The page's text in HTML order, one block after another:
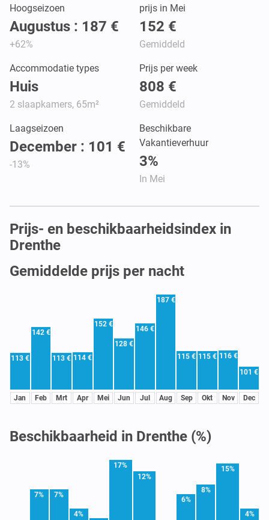
Hoogseizoen
Augustus : 187 €
+62%
prijs in Mei
152 €
Gemiddeld
Accommodatie types
Huis
2 slaapkamers, 65m²
Prijs per week
808 €
Gemiddeld
Laagseizoen
December : 101 €
-13%
Beschikbare
Vakantieverhuur
3%
In Mei
Prijs- en beschikbaarheidsindex in
Drenthe
Gemiddelde prijs per nacht
113 €
Jan
142 €
Feb
113 €
Mrt
114 €
Apr
152 €
Mei
128 €
Jun
146 €
Jul
187 €
Aug
115 €
Sep
115 €
Okt
116 €
Nov
101 €
Dec
Beschikbaarheid in Drenthe (%)
7% 7%
4%
17%
12%
6%
8%
15%
4%